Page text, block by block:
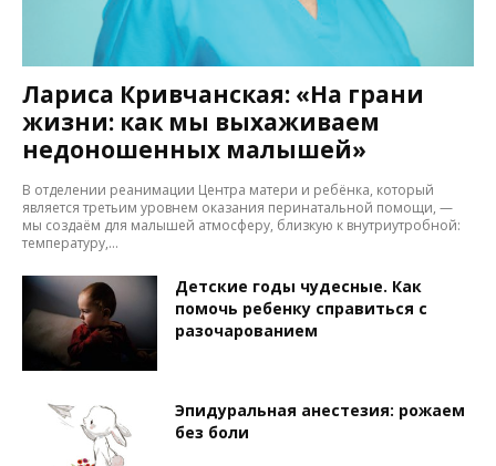
Лариса Кривчанская: «На грани
жизни: как мы выхаживаем
недоношенных малышей»
В отделении реанимации Центра матери и ребёнка, который
является третьим уровнем оказания перинатальной помощи, —
мы создаём для малышей атмосферу, близкую к внутриутробной:
температуру,...
Детские годы чудесные. Как
помочь ребенку справиться с
разочарованием
Эпидуральная анестезия: рожаем
без боли